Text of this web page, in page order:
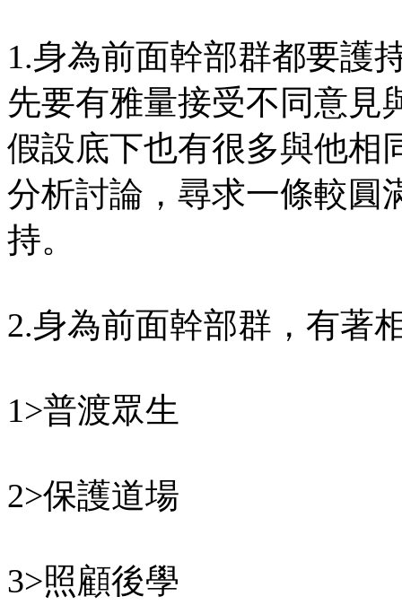
1.身為前面幹部群都要護
先要有雅量接受不同意見
假設底下也有很多與他相
分析討論，尋求一條較圓
持。
2.身為前面幹部群，有著
1>普渡眾生
2>保護道場
3>照顧後學